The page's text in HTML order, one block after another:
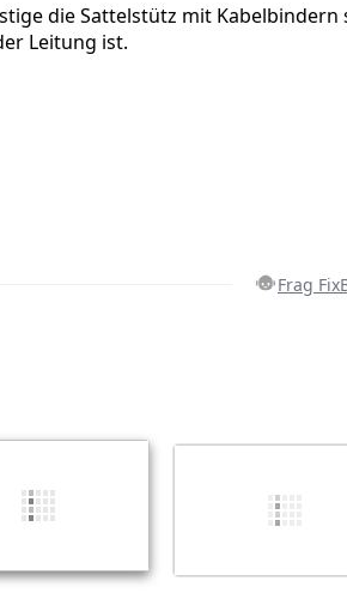
die Sattelstütz mit Kabelbindern
Leitung ist.
Frag